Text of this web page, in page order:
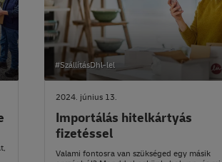
#SzállításDhl-lel
2024. június 13.
Importálás hitelkártyás
fizetéssel
Valami fontosra van szükséged egy másik